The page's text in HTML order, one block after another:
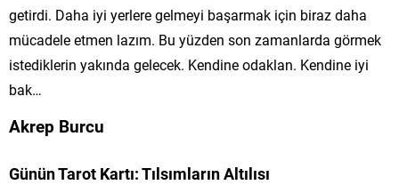
getirdi. Daha iyi yerlere gelmeyi başarmak için biraz daha
mücadele etmen lazım. Bu yüzden son zamanlarda görmek
istediklerin yakında gelecek. Kendine odaklan. Kendine iyi
bak…
Akrep Burcu
Günün Tarot Kartı: Tılsımların Altılısı